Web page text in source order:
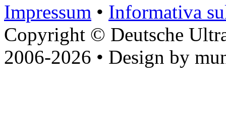
Impressum • Informativa
Copyright © Deutsche
2006-2026 • Design by